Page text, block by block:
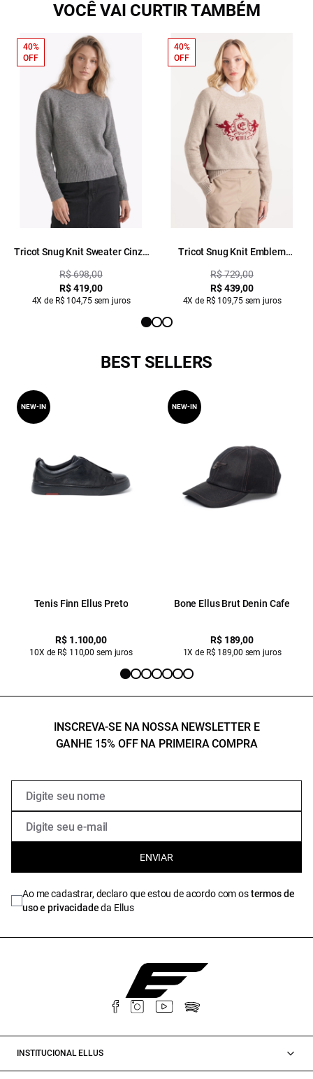
VOCÊ VAI CURTIR TAMBÉM
Tricot Snug Knit Sweater Cinza
R$ 698,00
R$ 419,00
4X de R$ 104,75 sem juros
40%
OFF
Tricot Snug Knit Emblem
R$ 729,00
R$ 439,00
4X de R$ 109,75 sem juros
40%
OFF
BEST SELLERS
Tenis Finn Ellus Preto
R$ 1.100,00
10X de R$ 110,00 sem juros
NEW-IN
Bone Ellus Brut Denin Cafe
R$ 189,00
1X de R$ 189,00 sem juros
NEW-IN
INSCREVA-SE NA NOSSA NEWSLETTER E
GANHE 15% OFF NA PRIMEIRA COMPRA
ENVIAR
Ao me cadastrar, declaro que estou de acordo com ostermos de
uso e privacidadeda Ellus
INSTITUCIONAL ELLUS